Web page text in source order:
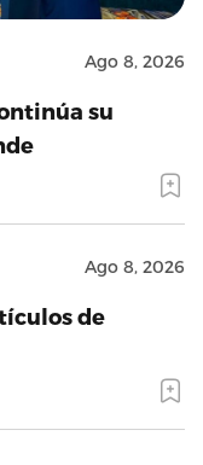
Ago 8, 2026
su
Ago 8, 2026
de